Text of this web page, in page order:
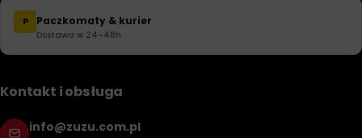
P Paczkomaty & kurier
Dostawa w 24–48h
Kontakt i obsługa
info@zuzu.com.pl